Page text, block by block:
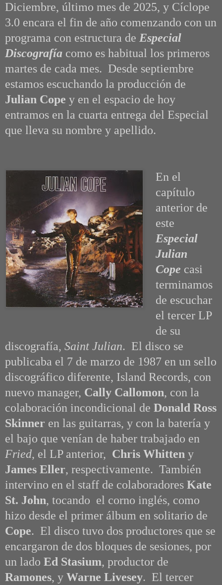
Diciembre, último mes de 2025, y Cíclope
3.0 encara el fin de año comenzando con un
programa con estructura de Especial
Discografía como es habitual los primeros
martes de cada mes. Desde septiembre
estamos escuchando la producción de
Julian Cope y en el espacio de hoy
entramos en la cuarta entrega del Especial
que lleva su nombre y apellido.
En el
capítulo
anterior de
este
Especial
Julian
Cope casi
terminamos
de escuchar
el tercer LP
de su
discografía, Saint Julian. El disco se
publicaba el 7 de marzo de 1987 en un sello
discográfico diferente, Island Records, con
nuevo manager, Cally Callomon, con la
colaboración incondicional de Donald Ross
Skinner en las guitarras, y con la batería y
el bajo que venían de haber trabajado en
Fried, el LP anterior, Chris Whitten y
James Eller, respectivamente. También
intervino en el staff de colaboradores Kate
St. John, tocando el corno inglés, como
hizo desde el primer álbum en solitario de
Cope. El disco tuvo dos productores que se
encargaron de dos bloques de sesiones, por
un lado Ed Stasium, productor de
Ramones, y Warne Livesey. El tercer